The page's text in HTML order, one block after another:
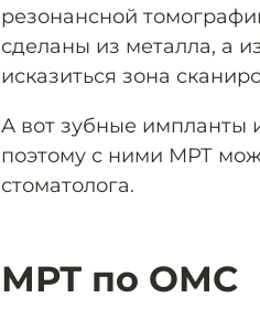
резонансной
сделаны из металла, а
исказиться зона
А вот зубные импланты
поэтому с ними МРТ
стоматолога.
МРТ по ОМС